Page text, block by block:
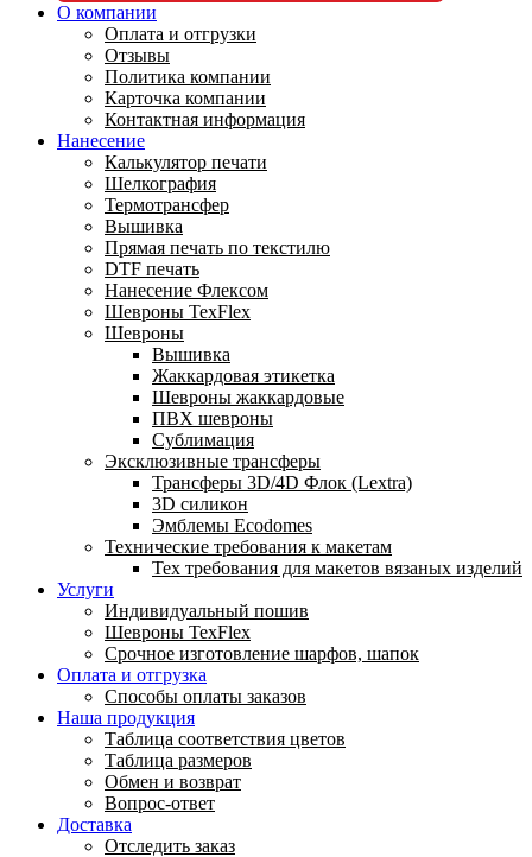
О компании
Оплата и отгрузки
Отзывы
Политика компании
Карточка компании
Контактная информация
Нанесение
Калькулятор печати
Шелкография
Термотрансфер
Вышивка
Прямая печать по текстилю
DTF печать
Нанесение Флексом
Шевроны TexFlex
Шевроны
Вышивка
Жаккардовая этикетка
Шевроны жаккардовые
ПВХ шевроны
Сублимация
Эксклюзивные трансферы
Трансферы 3D/4D Флок (Lextra)
3D силикон
Эмблемы Ecodomes
Технические требования к макетам
Тех требования для макетов вязаных изделий
Услуги
Индивидуальный пошив
Шевроны TexFlex
Срочное изготовление шарфов, шапок
Оплата и отгрузка
Способы оплаты заказов
Наша продукция
Таблица соответствия цветов
Таблица размеров
Обмен и возврат
Вопрос-ответ
Доставка
Отследить заказ